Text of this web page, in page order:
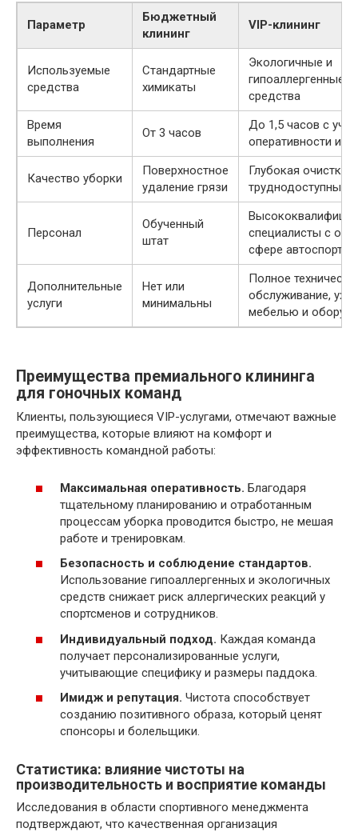
Параметр
Бюджетный
клининг
VIP-клининг
Используемые
средства
Стандартные
химикаты
Экологичные и
гипоаллергенные
средства
Время
выполнения
От 3 часов
До 1,5 часов с
оперативности и
Качество уборки
Поверхностное
удаление грязи
Глубокая очистка,
труднодоступные
Персонал
Обученный
штат
специалисты с
сфере автоспорта
Дополнительные
услуги
Нет или
минимальны
Полное
обслуживание,
мебелью и
Преимущества премиального клининга
для гоночных команд
Клиенты, пользующиеся VIP-услугами, отмечают важные
преимущества, которые влияют на комфорт и
эффективность командной работы:
Максимальная оперативность. Благодаря
тщательному планированию и отработанным
процессам уборка проводится быстро, не мешая
работе и тренировкам.
Безопасность и соблюдение стандартов.
Использование гипоаллергенных и экологичных
средств снижает риск аллергических реакций у
спортсменов и сотрудников.
Индивидуальный подход. Каждая команда
получает персонализированные услуги,
учитывающие специфику и размеры паддока.
Имидж и репутация. Чистота способствует
созданию позитивного образа, который ценят
спонсоры и болельщики.
Статистика: влияние чистоты на
производительность и восприятие команды
Исследования в области спортивного менеджмента
подтверждают, что качественная организация